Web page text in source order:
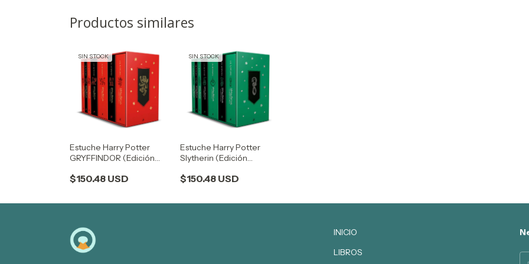
Productos similares
SIN STOCK
Estuche Harry Potter
GRYFFINDOR (Edición
$150.48 USD
SIN STOCK
Estuche Harry Potter
Slytherin (Edición
$150.48 USD
INICIO
LIBROS